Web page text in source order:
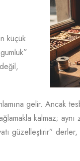
küçük
gelir. Ancak
kalmaz;
güzelleştirir” derler,